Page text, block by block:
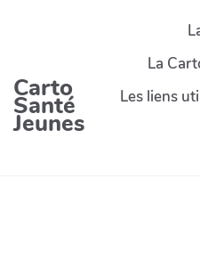
Carto
Santé
Jeunes
La
Les liens